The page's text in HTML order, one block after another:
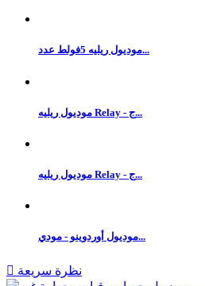
موديول ريليه 5فولط عدد...
موديول ريليه Relay - ج...
موديول ريليه Relay - ج...
موديول أوردوينو - مودي...
 نظرة سريعة